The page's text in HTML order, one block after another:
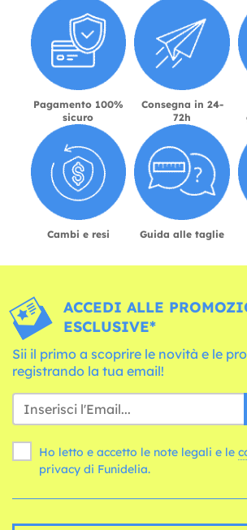
Pagamento 100%
sicuro
Consegna in 24-
72h
Cambi e resi Guida alle taglie
ACCEDI ALLE
ESCLUSIVE*
Sii il primo a scoprire le novità e le
registrando la tua email!
Ho letto e accetto le note legali e le
privacy di Funidelia.